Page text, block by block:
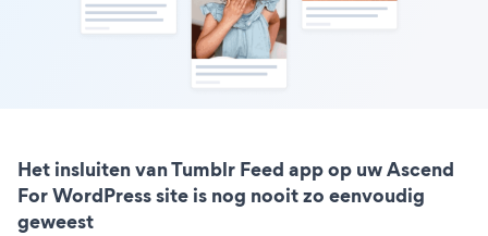
Het insluiten van Tumblr Feed app op uw Ascend
For WordPress site is nog nooit zo eenvoudig
geweest